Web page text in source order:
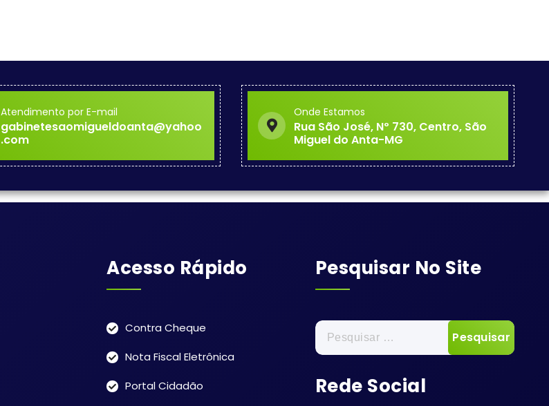
Atendimento por E-mail
gabinetesaomigueldoanta@yahoo
.com
Onde Estamos
Rua São José, Nº 730, Centro, São
Miguel do Anta-MG
Acesso Rápido
Contra Cheque
Nota Fiscal Eletrônica
Portal Cidadão
Pesquisar No Site
Pesquisar
por:
Rede Social